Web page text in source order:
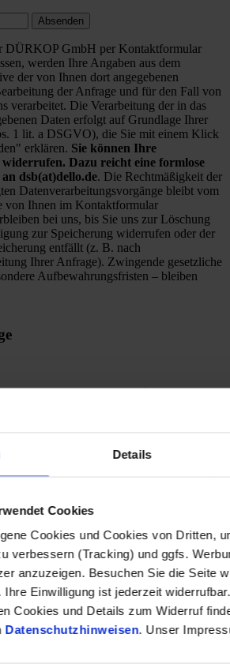
Details
Cookies
Cookies und Cookies von Dritten,
verbessern (Tracking) und ggfs.
anzuzeigen. Besuchen Sie die Seite
Ihre Einwilligung ist jederzeit
Cookies und Details zum Widerruf
Datenschutzhinweisen. Unser
Absenden
DÜRKOP GmbH per Kontaktformular
werden Ihre Angaben aus dem
der von Ihnen dort angegebenen
der Anfrage und für den Fall von
verarbeitet. Die Verarbeitung der in das
Daten erfolgt auf Grundlage Ihrer
1 lit. a DSGVO), die Sie mit einem Klick
erklären. Sie können Ihre
Dazu reicht eine formlose
dsb(at)dello.de. Die Rechtmäßigkeit der
Datenverarbeitungsvorgänge bleibt vom
von Ihnen im Kontaktformular
bei uns, bis Sie uns zur Löschung
zur Speicherung widerrufen oder der
entfällt (z. B. nach
Ihrer Anfrage). Zwingende gesetzliche
Aufbewahrungsfristen – bleiben
1
UP-
0 km
kW / 228 PS